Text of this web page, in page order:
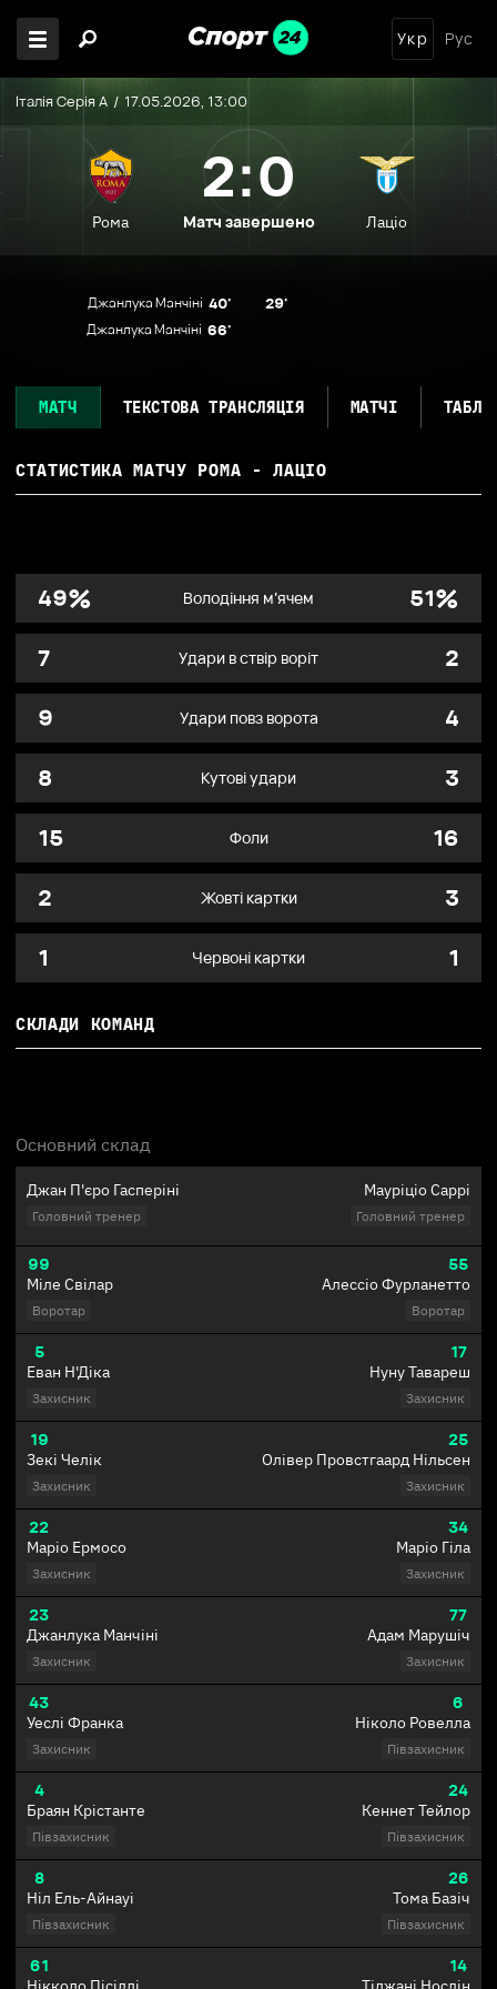
Укр Рус
Італія Серія А 17.05.2026, 13:00
Рома
2:0
Матч завершено Лаціо
Джанлука Манчіні 40'
Джанлука Манчіні 66'
29'
МАТЧ ТЕКСТОВА ТРАНСЛЯЦІЯ МАТЧІ
СТАТИСТИКА МАТЧУ РОМА - ЛАЦІО
49% Володіння м’ячем 51%
7 Удари в ствір воріт
2
9
Удари повз ворота
4
8
Кутові удари
3
15
Фоли
16
2
Жовті картки
3
1
Червоні картки 1
СКЛАДИ КОМАНД
Основний склад
Джан П'єро Гасперіні
Головний тренер
99
Міле Свілар
Воротар
5
Еван Н'Діка
Захисник
19
Зекі Челік
Захисник
22
Маріо Ермосо
Захисник
23
Джанлука Манчіні
Захисник
43
Уеслі Франка
Захисник
4
Браян Крістанте
Півзахисник
8
Ніл Ель-Айнауі
Півзахисник
61
Мауріціо Саррі
Головний тренер
55
Алессіо Фурланетто
Воротар
17
Нуну Тавареш
Захисник
25
Олівер Провстгаард Нільсен
Захисник
34
Маріо Гіла
Захисник
77
Адам Марушіч
Захисник
6
Ніколо Ровелла
Півзахисник
24
Кеннет Тейлор
Півзахисник
26
Тома Базіч
Півзахисник
14